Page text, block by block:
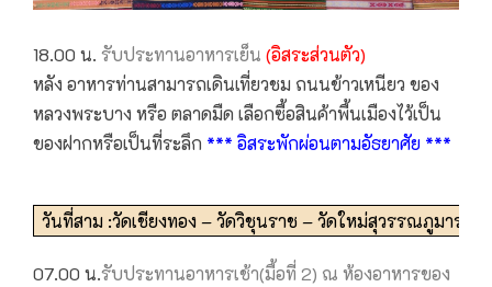
18.00 น. รับประทานอาหารเย็น (อิสระส่วนตัว)
หลัง อาหารท่านสามารถเดินเที่ยวชม ถนนข้าวเหนียว ของ
หลวงพระบาง หรือ ตลาดมืด เลือกซื้อสินค้าพื้นเมืองไว้เป็น
ของฝากหรือเป็นที่ระลึก *** อิสระพักผ่อนตามอัธยาศัย ***
วันที่สาม :วัดเชียงทอง – วัดวิชุนราช – วัดใหม่สุวรรณภูมารา
07.00 น.รับประทานอาหารเช้า(มื้อที่ 2) ณ ห้องอาหารของ